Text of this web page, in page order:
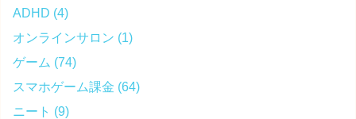
ADHD (4)
オンラインサロン (1)
ゲーム (74)
スマホゲーム課金 (64)
ニート (9)